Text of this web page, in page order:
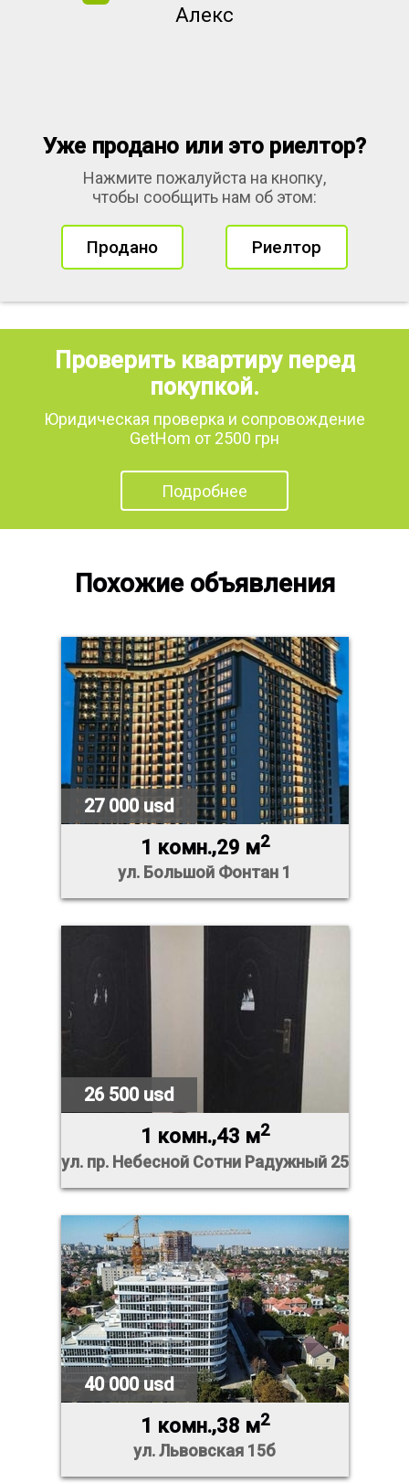
Алекс
Уже продано или это риелтор?
Нажмите пожалуйста на кнопку,
чтобы сообщить нам об этом:
Продано Риелтор
Проверить квартиру перед
покупкой.
Юридическая проверка и сопровождение
GetHom от 2500 грн
Подробнее
Похожие объявления
27 000 usd
1 комн.,29 м2
ул. Большой Фонтан 1
26 500 usd
1 комн.,43 м2
ул. пр. Небесной Сотни Радужный 25
40 000 usd
1 комн.,38 м2
ул. Львовская 15б